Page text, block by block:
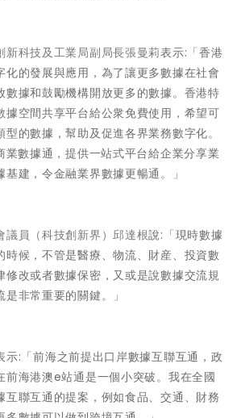
新科技及工業局副局長張曼莉表示:「香港
化的發展與應用，為了讓更多數據在社會
數據和鼓勵機構開放更多的數據。香港特
據空間共享平台給公衆免費使用，希望可
的數據，幫助及促進各界業務數字化。
業數據通，提供一站式平台給企業分享業
建，令金融業界數據更暢通。」
議員（科技創新界）邱達根說:「現時數據
時候，不管是醫療、物流、財産、投資數
修改或者數據保密，又或是說數據交流規
非常重要的關鍵。」
示:「前海之前提出口岸數據互聯互通，政
前海港澳e站通是一個小突破。我在全國
互聯互通的提案，例如食品、交通、財務